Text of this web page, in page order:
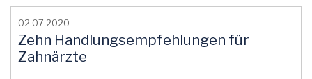
02.07.2020
Zehn Handlungsempfehlungen für
Zahnärzte